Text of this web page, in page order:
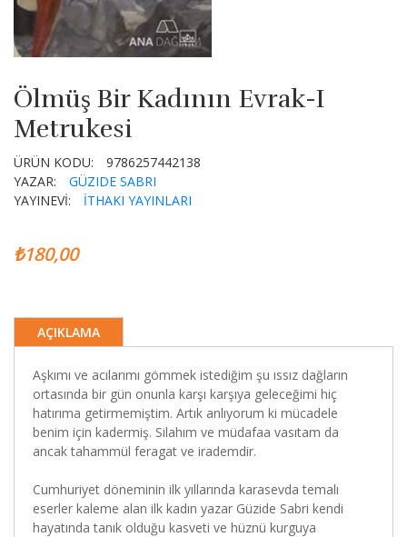
Ölmüş Bir Kadının Evrak-I
Metrukesi
ÜRÜN KODU:
9786257442138
YAZAR:
GÜZIDE SABRI
YAYINEVİ:
İTHAKI YAYINLARI
₺180,00
AÇIKLAMA
Aşkımı ve acılarımı gömmek istediğim şu ıssız dağların
ortasında bir gün onunla karşı karşıya geleceğimi hiç
hatırıma getirmemiştim. Artık anlıyorum ki mücadele
benim için kadermiş. Silahım ve müdafaa vasıtam da
ancak tahammül feragat ve irademdir.
Cumhuriyet döneminin ilk yıllarında karasevda temalı
eserler kaleme alan ilk kadın yazar Güzide Sabri kendi
hayatında tanık olduğu kasveti ve hüznü kurguya